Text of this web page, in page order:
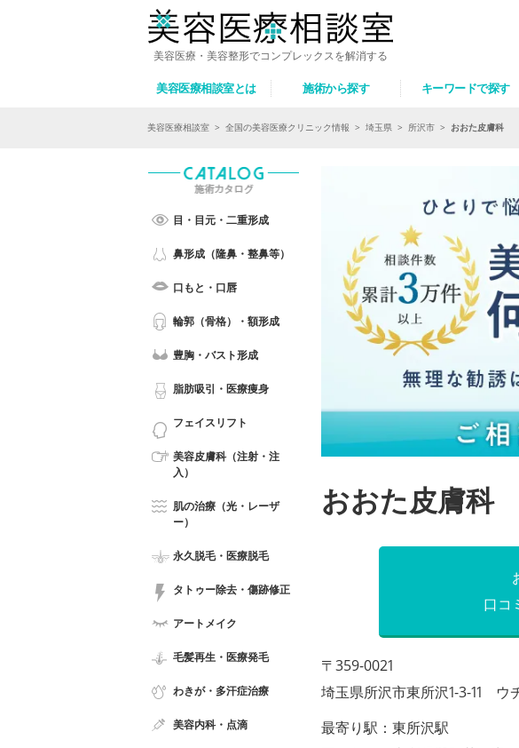
美容医療・美容整形でコンプレックスを解消する
美容医療相談室とは 施術から探す キーワードで探す
美容医療相談室 > 全国の美容医療クリニック情報 > 埼玉県 > 所沢市 > おおた皮膚科
おおた皮膚科
口コ
〒359-0021
埼玉県所沢市東所沢1-3-11 ウ
最寄り駅：東所沢駅
目・目元・二重形成
鼻形成（隆鼻・整鼻等）
口もと・口唇
輪郭（骨格）・額形成
豊胸・バスト形成
脂肪吸引・医療痩身
フェイスリフト
美容皮膚科（注射・注
入）
肌の治療（光・レーザ
ー）
永久脱毛・医療脱毛
タトゥー除去・傷跡修正
アートメイク
毛髪再生・医療発毛
わきが・多汗症治療
美容内科・点滴